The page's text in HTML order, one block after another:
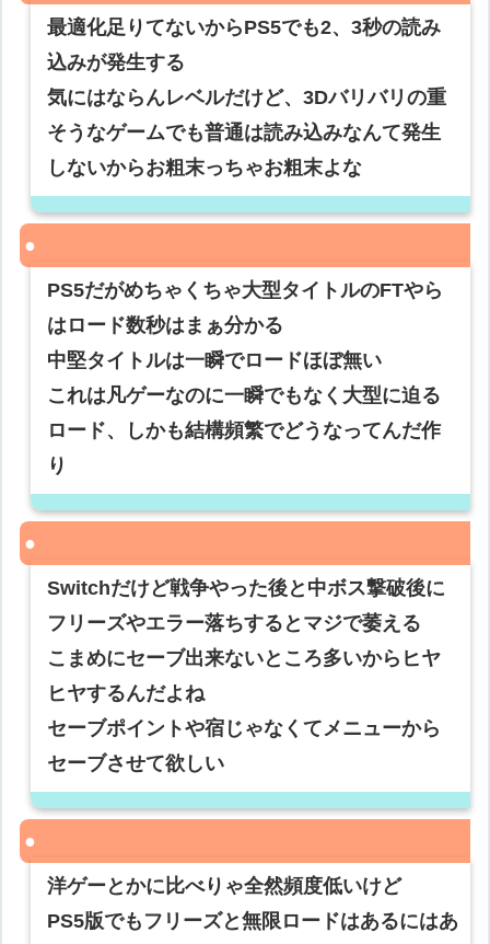
最適化足りてないからPS5でも2、3秒の読み
込みが発生する
気にはならんレベルだけど、3Dバリバリの重
そうなゲームでも普通は読み込みなんて発生
しないからお粗末っちゃお粗末よな
PS5だがめちゃくちゃ大型タイトルのFTやら
はロード数秒はまぁ分かる
中堅タイトルは一瞬でロードほぼ無い
これは凡ゲーなのに一瞬でもなく大型に迫る
ロード、しかも結構頻繁でどうなってんだ作
り
Switchだけど戦争やった後と中ボス撃破後に
フリーズやエラー落ちするとマジで萎える
こまめにセーブ出来ないところ多いからヒヤ
ヒヤするんだよね
セーブポイントや宿じゃなくてメニューから
セーブさせて欲しい
洋ゲーとかに比べりゃ全然頻度低いけど
PS5版でもフリーズと無限ロードはあるにはあ